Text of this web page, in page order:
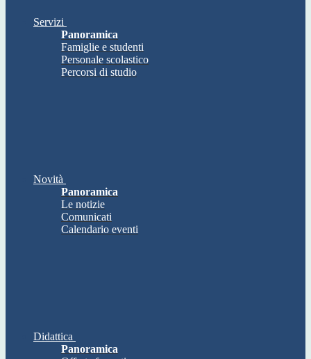
Servizi
Panoramica
Famiglie e studenti
Personale scolastico
Percorsi di studio
Novità
Panoramica
Le notizie
Comunicati
Calendario eventi
Didattica
Panoramica